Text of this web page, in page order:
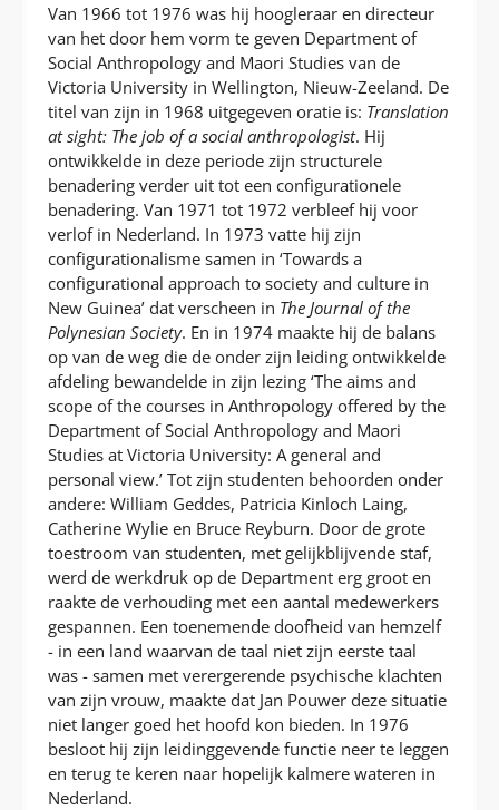
Van 1966 tot 1976 was hij hoogleraar en directeur
van het door hem vorm te geven Department of
Social Anthropology and Maori Studies van de
Victoria University in Wellington, Nieuw-Zeeland. De
titel van zijn in 1968 uitgegeven oratie is: Translation
at sight: The job of a social anthropologist. Hij
ontwikkelde in deze periode zijn structurele
benadering verder uit tot een configurationele
benadering. Van 1971 tot 1972 verbleef hij voor
verlof in Nederland. In 1973 vatte hij zijn
configurationalisme samen in ‘Towards a
configurational approach to society and culture in
New Guinea’ dat verscheen in The Journal of the
Polynesian Society. En in 1974 maakte hij de balans
op van de weg die de onder zijn leiding ontwikkelde
afdeling bewandelde in zijn lezing ‘The aims and
scope of the courses in Anthropology offered by the
Department of Social Anthropology and Maori
Studies at Victoria University: A general and
personal view.’ Tot zijn studenten behoorden onder
andere: William Geddes, Patricia Kinloch Laing,
Catherine Wylie en Bruce Reyburn. Door de grote
toestroom van studenten, met gelijkblijvende staf,
werd de werkdruk op de Department erg groot en
raakte de verhouding met een aantal medewerkers
gespannen. Een toenemende doofheid van hemzelf
- in een land waarvan de taal niet zijn eerste taal
was - samen met verergerende psychische klachten
van zijn vrouw, maakte dat Jan Pouwer deze situatie
niet langer goed het hoofd kon bieden. In 1976
besloot hij zijn leidinggevende functie neer te leggen
en terug te keren naar hopelijk kalmere wateren in
Nederland.